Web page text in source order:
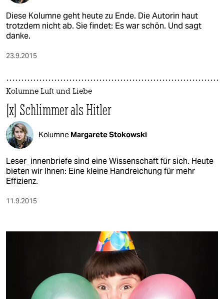
genossenschaft
epaper login
Diese Kolumne geht heute zu Ende. Die Autorin haut
trotzdem nicht ab. Sie findet: Es war schön. Und sagt
danke.
23.9.2015
Kolumne Luft und Liebe
[x] Schlimmer als Hitler
Kolumne Margarete Stokowski
Leser_innenbriefe sind eine Wissenschaft für sich. Heute
bieten wir Ihnen: Eine kleine Handreichung für mehr
Effizienz.
11.9.2015